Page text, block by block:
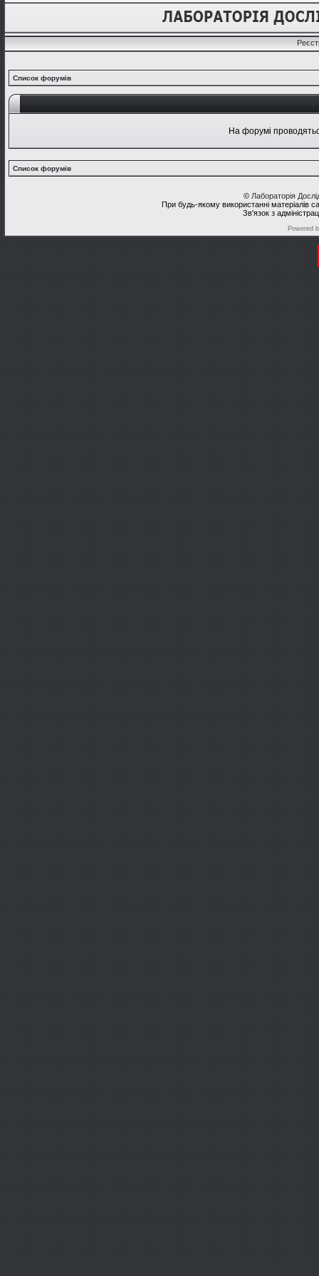
Список форумів
На форумі
Список форумів
© Лабораторія
При будь-якому використанні матеріалів
Зв'язок з
Powered